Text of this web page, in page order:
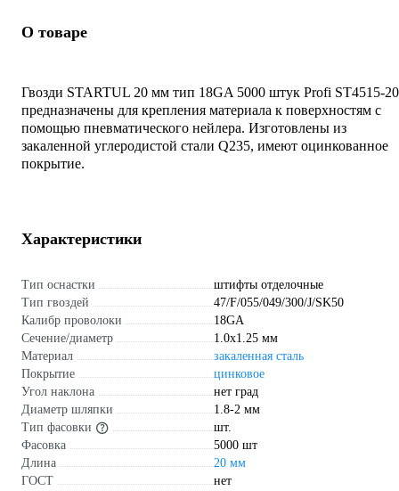
О товаре
Гвозди STARTUL 20 мм тип 18GA 5000 штук Profi ST4515-20
предназначены для крепления материала к поверхностям с
помощью пневматического нейлера. Изготовлены из
закаленной углеродистой стали Q235, имеют оцинкованное
покрытие.
Характеристики
Тип оснастки
штифты отделочные
Тип гвоздей
47/F/055/049/300/J/SK50
Калибр проволоки
18GA
Сечение/диаметр
1.0х1.25 мм
Материал
закаленная сталь
Покрытие
цинковое
Угол наклона
нет град
Диаметр шляпки
1.8-2 мм
Тип фасовки
шт.
Фасовка
5000 шт
Длина
20 мм
ГОСТ
нет